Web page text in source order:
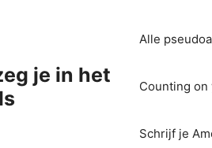
je in het
Alle
Counting
Schrijf je